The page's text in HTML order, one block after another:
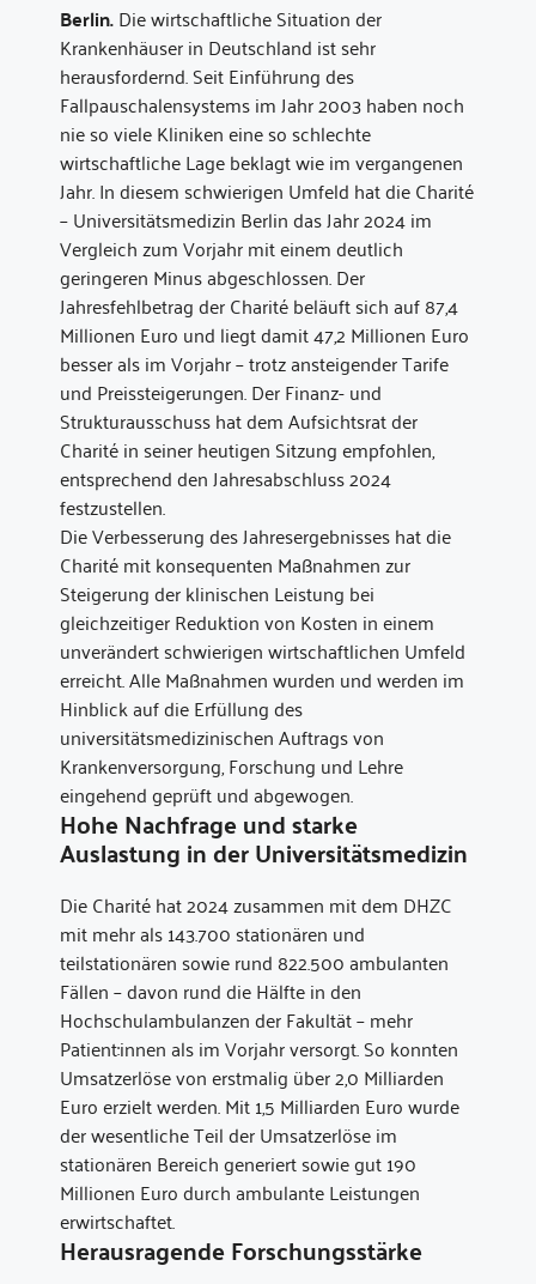
Berlin.Die wirtschaftliche Situation der
Krankenhäuser in Deutschland ist sehr
herausfordernd. Seit Einführung des
Fallpauschalensystems im Jahr 2003 haben noch
nie so viele Kliniken eine so schlechte
wirtschaftliche Lage beklagt wie im vergangenen
Jahr. In diesem schwierigen Umfeld hat die Charité
– Universitätsmedizin Berlin das Jahr 2024 im
Vergleich zum Vorjahr mit einem deutlich
geringeren Minus abgeschlossen. Der
Jahresfehlbetrag der Charité beläuft sich auf 87,4
Millionen Euro und liegt damit 47,2 Millionen Euro
besser als im Vorjahr – trotz ansteigender Tarife
und Preissteigerungen. Der Finanz- und
Strukturausschuss hat dem Aufsichtsrat der
Charité in seiner heutigen Sitzung empfohlen,
entsprechend den Jahresabschluss 2024
festzustellen.
Die Verbesserung des Jahresergebnisses hat die
Charité mit konsequenten Maßnahmen zur
Steigerung der klinischen Leistung bei
gleichzeitiger Reduktion von Kosten in einem
unverändert schwierigen wirtschaftlichen Umfeld
erreicht. Alle Maßnahmen wurden und werden im
Hinblick auf die Erfüllung des
universitätsmedizinischen Auftrags von
Krankenversorgung, Forschung und Lehre
eingehend geprüft und abgewogen.
Hohe Nachfrage und starke
Auslastung in der Universitätsmedizin
Die Charité hat 2024 zusammen mit dem DHZC
mit mehr als 143.700 stationären und
teilstationären sowie rund 822.500 ambulanten
Fällen – davon rund die Hälfte in den
Hochschulambulanzen der Fakultät – mehr
Patient:innen als im Vorjahr versorgt. So konnten
Umsatzerlöse von erstmalig über 2,0 Milliarden
Euro erzielt werden. Mit 1,5 Milliarden Euro wurde
der wesentliche Teil der Umsatzerlöse im
stationären Bereich generiert sowie gut 190
Millionen Euro durch ambulante Leistungen
erwirtschaftet.
Herausragende Forschungsstärke